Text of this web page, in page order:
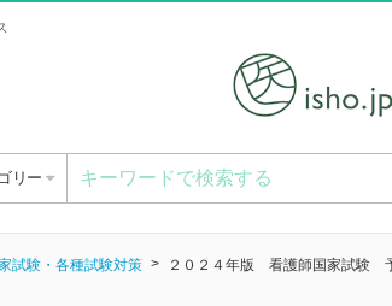
リー
試験・各種試験対策 ２０２４年版 看護師国家試験